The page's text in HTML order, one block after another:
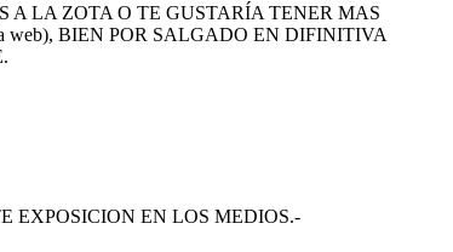
A LA ZOTA O TE GUSTARÍA TENER MAS
web), BIEN POR SALGADO EN DIFINITIVA
EXPOSICION EN LOS MEDIOS.-